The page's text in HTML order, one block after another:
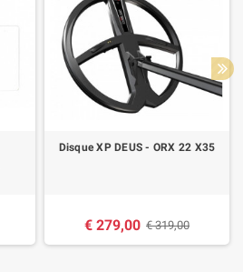
Disque XP DEUS - ORX 22 X35
€ 279,00 € 319,00